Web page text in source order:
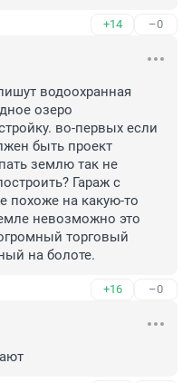
+14 –0
водоохранная
озеро
во-первых если
быть проект
землю так не
Гараж с
похоже на какую-то
невозможно это
торговый
на болоте.
+16 –0